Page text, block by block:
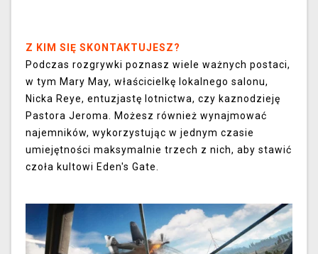
Z KIM SIĘ SKONTAKTUJESZ?
Podczas rozgrywki poznasz wiele ważnych postaci,
w tym Mary May, właścicielkę lokalnego salonu,
Nicka Reye, entuzjastę lotnictwa, czy kaznodzieję
Pastora Jeroma. Możesz również wynajmować
najemników, wykorzystując w jednym czasie
umiejętności maksymalnie trzech z nich, aby stawić
czoła kultowi Eden's Gate.